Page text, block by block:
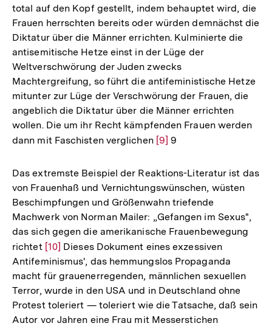
total auf den Kopf gestellt, indem behauptet wird, die
Frauen herrschten bereits oder würden demnächst die
Diktatur über die Männer errichten. Kulminierte die
antisemitische Hetze einst in der Lüge der
Weltverschwörung der Juden zwecks
Machtergreifung, so führt die antifeministische Hetze
mitunter zur Lüge der Verschwörung der Frauen, die
angeblich die Diktatur über die Männer errichten
wollen. Die um ihr Recht kämpfenden Frauen werden
dann mit Faschisten verglichen Zur
der
Fußnote
[9] 9
Das extremste Beispiel der Reaktions-Literatur ist das
von Frauenhaß und Vernichtungswünschen, wüsten
Beschimpfungen und Größenwahn triefende
Machwerk von Norman Mailer: „Gefangen im Sexus",
das sich gegen die amerikanische Frauenbewegung
richtet Zur
Auflösung
der
Fußnote
[10] Dieses Dokument eines exzessiven
Antifeminismus', das hemmungslos Propaganda
macht für grauenerregenden, männlichen sexuellen
Terror, wurde in den USA und in Deutschland ohne
Protest toleriert — toleriert wie die Tatsache, daß sein
Autor vor Jahren eine Frau mit Messerstichen